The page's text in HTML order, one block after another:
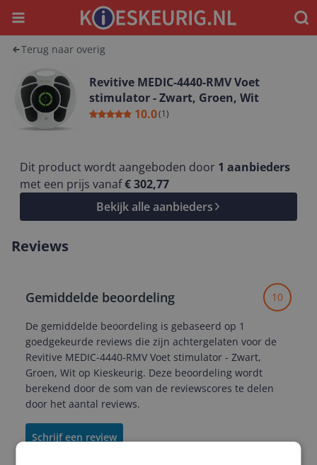
Menu
Terug naar overig
Revitive MEDIC-4440-RMV Voet
stimulator - Zwart, Groen, Wit
10.0(1)
Dit product wordt aangeboden door 1 aanbieders
met een prijs vanaf€ 302,77
Bekijk alle aanbieders
Reviews
Gemiddelde beoordeling 10
De gemiddelde beoordeling is gebaseerd op 1
goedgekeurde reviews die zijn achtergelaten voor de
Revitive MEDIC-4440-RMV Voet stimulator - Zwart,
Groen, Wit op Kieskeurig. Deze beoordeling wordt
berekend door de som van de reviewscores te delen
door het aantal reviews.
Schrijf een review